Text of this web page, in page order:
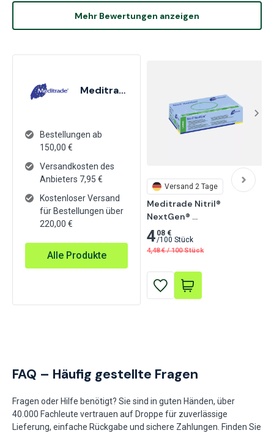
Mehr Bewertungen anzeigen
Meditrade
Bestellungen ab
150,00 €
Versandkosten des
Anbieters 7,95 €
Kostenloser Versand
für Bestellungen über
220,00 €
Alle Produkte
Versand 2 Tage
Meditrade Nitril®
NextGen®
Untersuchungshandschuh
aus Nitril, puderfrei 100
Stk.
4 08 €
/100 Stück
4,48 € / 100 Stück
FAQ – Häufig gestellte Fragen
Fragen oder Hilfe benötigt? Sie sind in guten Händen, über
40.000 Fachleute vertrauen auf Droppe für zuverlässige
Lieferung, einfache Rückgabe und sichere Zahlungen. Finden Sie